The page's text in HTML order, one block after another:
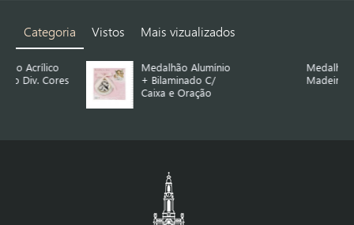
Categoria Vistos Mais vizualizados
Medalhão Alumínio
+ Bilaminado C/
Caixa e Oração
Medalhão Anjo em
Madeira C/ Cortiça